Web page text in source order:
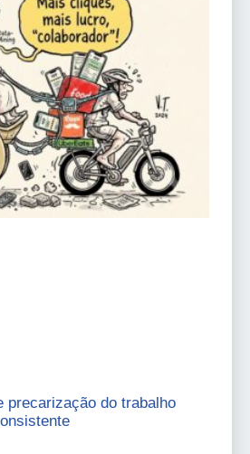
precarização do trabalho